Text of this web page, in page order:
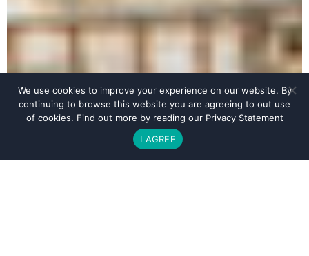
We use cookies to improve your experience on our website. By
continuing to browse this website you are agreeing to out use
of cookies. Find out more by reading our Privacy Statement
I AGREE